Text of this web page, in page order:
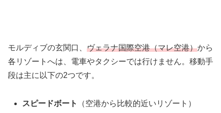
モルディブの玄関口、 ヴェラナ国際空港（マレ空港）から
各リゾートへは、電車やタクシーでは行けません。移動手
段は主に以下の2つです。
スピードボート
（空港から比較的近いリゾート）